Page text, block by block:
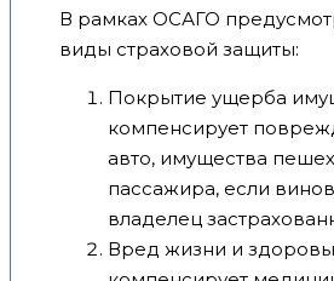
В рамках ОСАГО
виды страховой защиты:
Покрытие ущерба
компенсирует
авто, имущества
пассажира, если
владелец
Вред жизни и